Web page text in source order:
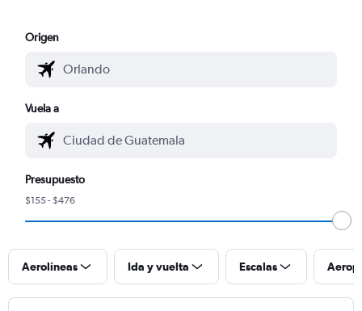
Origen
Vuela a
Presupuesto
$155 - $476
Aerolíneas Ida y vuelta Escalas